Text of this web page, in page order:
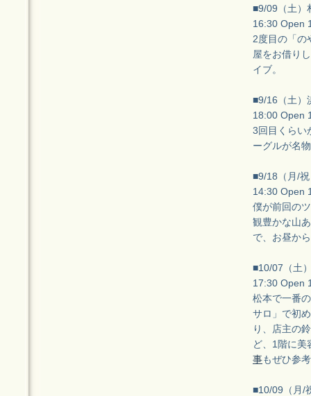
■9/09（土）
16:30 Open
2度目の「の
屋をお借り
イブ。
■9/16（土）
18:00 Open
3回目くらい
ーグルが名
■9/18（月/
14:30 Open
僕が前回の
観豊かな山
で、お昼か
■10/07（土
17:30 Open
松本で一番
サロ」で初
り、店主の
ど、1階に美
事もぜひ参
■10/09（月/